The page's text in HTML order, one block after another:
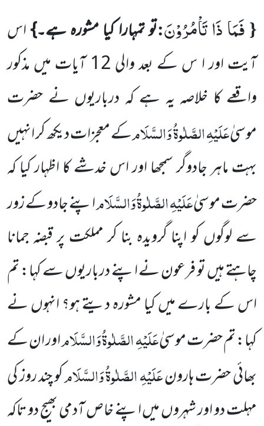
{فَمَا ذَا تَاْمُرُوْنَ:تو تمہارا کیا مشورہ ہے۔}اس
آیت اور ا س کے بعد والی12آیات میں مذکور
واقعے کا خلاصہ یہ ہےکہ درباریوں نے حضرت
موسیٰعَلَیْہِ الصَّلٰوۃُ وَالسَّلَامکے معجزات دیکھ کر انہیں
بہت ماہر جادوگر سمجھا اور اس خدشے کا اظہارکیا کہ
حضرت موسیٰعَلَیْہِ الصَّلٰوۃُ وَالسَّلَاماپنے جادو کے زور
سے لوگوں کو اپنا گرویدہ بنا کر مملکت پر قبضہ جمانا
چاہتے ہیں تو فرعون نے اپنے درباریوں سے کہا: تم
اس کے بارے میں کیا مشورہ دیتے ہو؟ انہوں نے
کہا: تم حضرت موسیٰعَلَیْہِ الصَّلٰوۃُ وَالسَّلَاماور ان کے
بھائی حضرت ہارونعَلَیْہِ الصَّلٰوۃُ وَالسَّلَامکو چند روز کی
مہلت دو اور شہروں میں اپنے خاص آدمی بھیج دو تاکہ